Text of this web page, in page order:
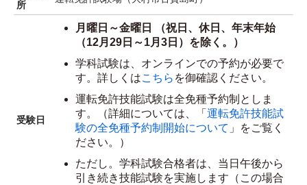
所
受験日
月曜日～金曜日 （祝日、休日、年末年始
（12月29日～1月3日）を除く。）
学科試験は、オンラインでの予約が必要で
す。詳しくはこちら を御確認ください。
運転免許技能試験は全免種予約制としま
す。（詳細については、「 運転免許技能試
験の全免種予約制開始について 」をご覧く
ださい。）
ただし。学科試験合格者は、当日午後から
引き続き技能試験を実施します（この場合